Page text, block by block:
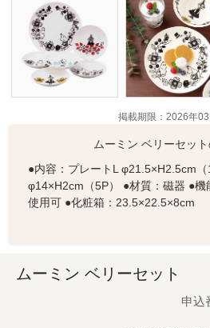
掲載期限：2026年03
ムーミン ベリーセッ
●内容：プレートL φ21.5×H2.5cm
φ14×H2cm（5P） ●材質：磁器 ●機
使用可 ●化粧箱：23.5×22.5×8cm
ムーミン ベリーセット
申込